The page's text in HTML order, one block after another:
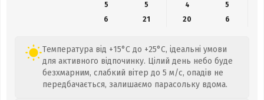
5
5 4
5
6
21 20 6
Температура від +15°C до +25°C, ідеальні умови
для активного відпочинку. Цілий день небо буде
безхмарним, слабкий вітер до 5 м/с, опадів не
передбачається, залишаємо парасольку вдома.